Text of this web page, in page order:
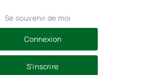
Se souvenir de moi
S’inscrire